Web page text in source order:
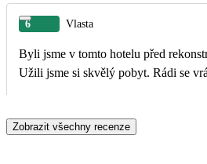
6 Vlasta
Byli jsme v tomto hotelu před
Užili jsme si skvělý pobyt. Rádi se
Zobrazit všechny recenze